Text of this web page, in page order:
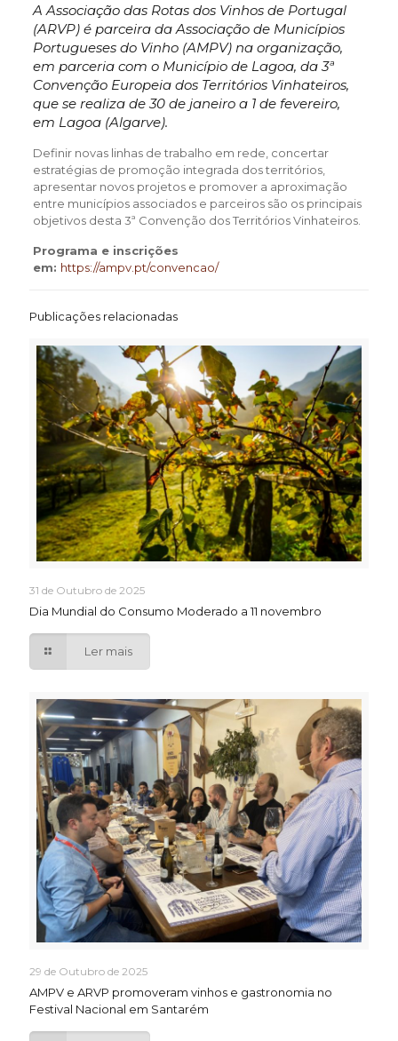
A Associação das Rotas dos Vinhos de Portugal
(ARVP) é parceira da Associação de Municípios
Portugueses do Vinho (AMPV) na organização,
em parceria com o Município de Lagoa, da 3ª
Convenção Europeia dos Territórios Vinhateiros,
que se realiza de 30 de janeiro a 1 de fevereiro,
em Lagoa (Algarve).
Definir novas linhas de trabalho em rede, concertar
estratégias de promoção integrada dos territórios,
apresentar novos projetos e promover a aproximação
entre municípios associados e parceiros são os principais
objetivos desta 3ª Convenção dos Territórios Vinhateiros.
Programa e inscrições
em: https://ampv.pt/convencao/
Publicações relacionadas
31 de Outubro de 2025
Dia Mundial do Consumo Moderado a 11 novembro
Ler mais
29 de Outubro de 2025
AMPV e ARVP promoveram vinhos e gastronomia no
Festival Nacional em Santarém